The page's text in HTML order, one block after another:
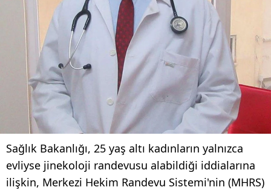
Sağlık Bakanlığı, 25 yaş altı kadınların yalnızca
evliyse jinekoloji randevusu alabildiği iddialarına
ilişkin, Merkezi Hekim Randevu Sistemi'nin (MHRS)